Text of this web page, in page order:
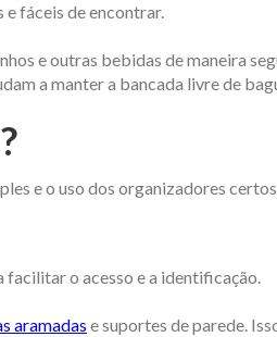
e fáceis de encontrar.
e outras bebidas de maneira
a manter a bancada livre de
e o uso dos organizadores
facilitar o acesso e a identificação.
aramadas e suportes de parede.